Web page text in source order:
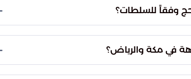
الفرد للمساءلة القانونية، فضلاً عن
الحج نتيجة لعدم وجود تصاريح نظامية
الوحيد لحفظ حقوق الحجاج وتأمين
من الوقوع في فخ الاحتيال أو الحصول على